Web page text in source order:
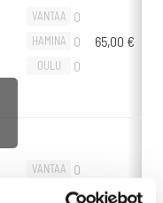
VANTAA 0
HAMINA 0
OULU 0
65,00 €
VANTAA 0
HAMINA 0 60,00€